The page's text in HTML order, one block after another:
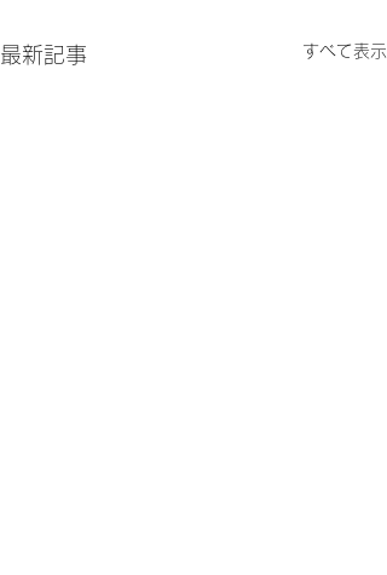
最新記事 すべて表示